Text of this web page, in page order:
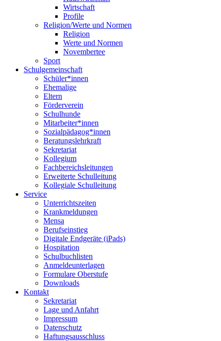
Wirtschaft
Profile
Religion/Werte und Normen
Religion
Werte und Normen
Novembertee
Sport
Schulgemeinschaft
Schüler*innen
Ehemalige
Eltern
Förderverein
Schulhunde
Mitarbeiter*innen
Sozialpädagog*innen
Beratungslehrkraft
Sekretariat
Kollegium
Fachbereichsleitungen
Erweiterte Schulleitung
Kollegiale Schulleitung
Service
Unterrichtszeiten
Krankmeldungen
Mensa
Berufseinstieg
Digitale Endgeräte (iPads)
Hospitation
Schulbuchlisten
Anmeldeunterlagen
Formulare Oberstufe
Downloads
Kontakt
Sekretariat
Lage und Anfahrt
Impressum
Datenschutz
Haftungsausschluss